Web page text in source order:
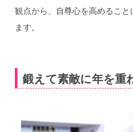
観点から、自尊心を高めるこ
ます。
鍛えて素敵に年を重